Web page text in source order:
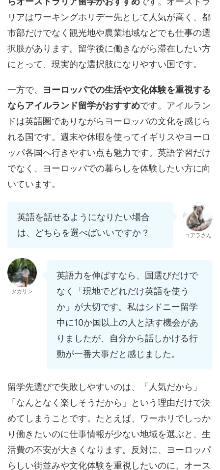
リアはワーキングホリデー先として人気が高く、都
市部だけでなく観光地や農業地域などでも仕事の選
択肢があります。留学後に働きながら滞在したい方
にとって、現実的な選択肢になりやすい国です。
一方で、 ヨーロッパでの生活や文化体験を重視する
ならアイルランド留学がおすすめです。アイルラン
ドは英語圏でありながらヨーロッパの文化を感じら
れる国です。週末や休暇を使ってイギリスやヨーロ
ッパ各国へ行きやすい点も魅力です。英語学習だけ
でなく、ヨーロッパでの暮らしを体験したい方に向
いています。
英語を話せるようになりたい場合
は、どちらを選べばいいですか？
コアラさん
タカリン
英語力を伸ばすなら、国選びだけで
なく「現地でどれだけ英語を使う
か」が大切です。私はシドニー留学
中に10か国以上の人と話す機会があ
りましたが、自分から話しかける行
動が一番大事だと感じました。
留学先選びで失敗しやすいのは、「人気だから」
「なんとなく楽しそうだから」という理由だけで決
めてしまうことです。たとえば、ワーホリでしっか
り働きたいのに仕事情報が少ない地域を選ぶと、生
活費の不安が大きくなります。反対に、ヨーロッパ
らしい街並みや文化体験を重視したいのに、オース